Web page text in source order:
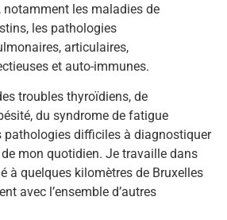
notamment les maladies de
les pathologies
articulaires,
et auto-immunes.
troubles thyroïdiens, de
du syndrome de fatigue
pathologies difficiles à diagnostiquer
mon quotidien. Je travaille dans
à quelques kilomètres de Bruxelles
avec l’ensemble d’autres